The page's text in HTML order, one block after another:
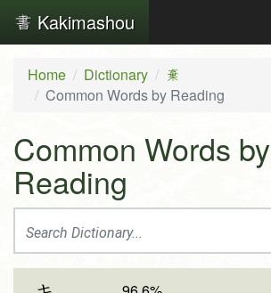
Kakimashou
Home Dictionary 棄
Common Words by Reading
Common Words by
Reading